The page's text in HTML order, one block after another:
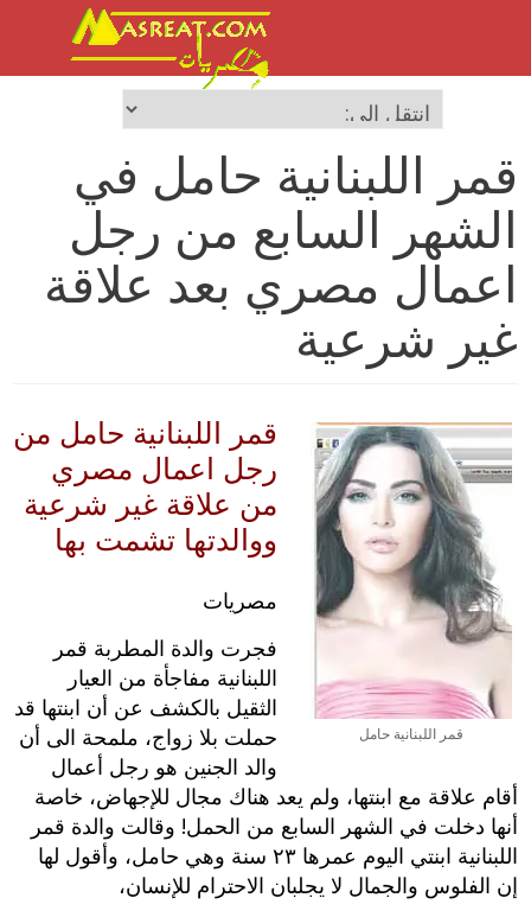
قمر اللبنانية حامل في
الشهر السابع من رجل
اعمال مصري بعد علاقة
غير شرعية
قمر اللبنانية حامل
قمر اللبنانية حامل من
رجل اعمال مصري
من علاقة غير شرعية
ووالدتها تشمت بها
مصريات
فجرت والدة المطربة قمر
اللبنانية ‬مفاجأة من العيار
الثقيل بالكشف عن أن ابنتها قد
حملت بلا زواج،‮ ‬ملمحة الى أن
والد الجنين هو رجل أعمال
أقام علاقة مع ابنتها،‮ ‬ولم يعد هناك مجال للإجهاض،‮ ‬خاصة
أنها دخلت في الشهر السابع من الحمل‮! ‬وقالت والدة‮ قمر
اللبنانية ‬ابنتي اليوم عمرها ‮٣٢ ‬سنة وهي حامل،‮ ‬وأقول لها
إن الفلوس والجمال لا يجلبان الاحترام للإنسان،‮ ‬